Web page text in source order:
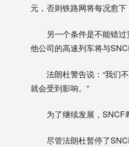
元，否则铁路网将每况愈
另一个条件是不能错
他公司的高速列车将与
法朗杜警告说：“我们
就会受到影响。”
为了继续发展，SNCF
尽管法朗杜暂停了